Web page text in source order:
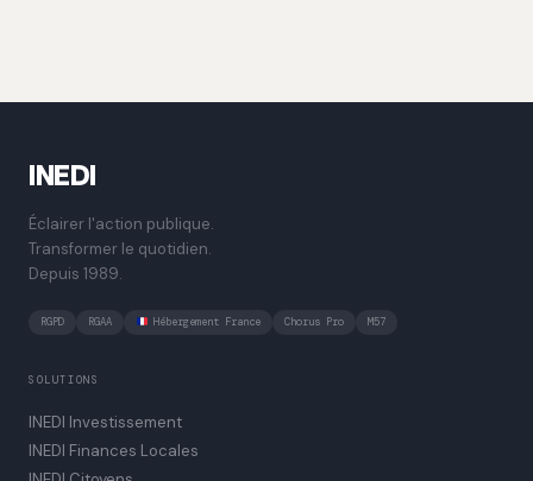
INEDI
Éclairer l'action publique.
Transformer le quotidien.
Depuis 1989.
RGPD RGAA Hébergement France Chorus Pro M57
SOLUTIONS
INEDI Investissement
INEDI Finances Locales